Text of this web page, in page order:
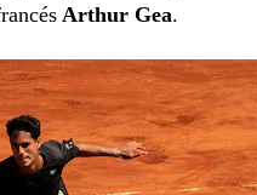
Arthur Gea.